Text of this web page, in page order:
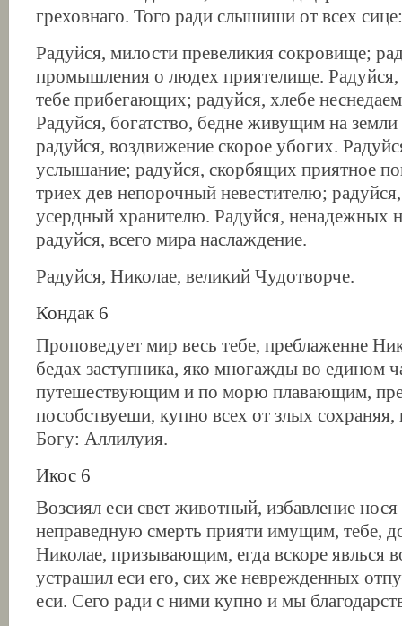
греховнаго. Того ради слышиши от всех сице:
Радуйся, милости превеликия сокровище;
промышления о людех приятелище.
тебе прибегающих; радуйся, хлебе
Радуйся, богатство, бедне живущим на
радуйся, воздвижение скорое убогих.
услышание; радуйся, скорбящих приятное
триех дев непорочный невестителю;
усердный хранителю. Радуйся, ненадежных
радуйся, всего мира наслаждение.
Радуйся, Николае, великий Чудотворче.
Кондак 6
Проповедует мир весь тебе, преблаженне
бедах заступника, яко многажды во едином
путешествующим и по морю плавающим,
пособствуеши, купно всех от злых
Богу: Аллилуия.
Икос 6
Возсиял еси свет животный, избавление
неправедную смерть прияти имущим, тебе,
Николае, призывающим, егда вскоре явлься
устрашил еси его, сих же неврежденных
еси. Сего ради с ними купно и мы